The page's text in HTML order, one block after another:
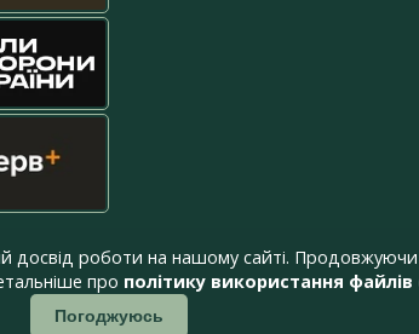
роботи на нашому сайті. Продовжуючи
про політику використання
Погоджуюсь